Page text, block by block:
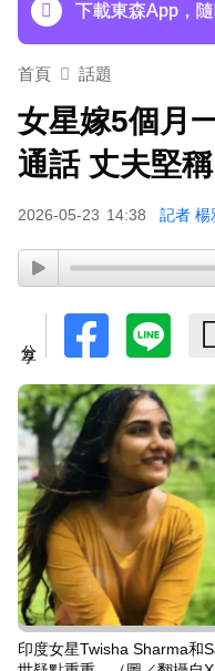
下載東森App，
首頁 話題
女星嫁5個月
通話 丈夫堅
2026-05-23 14:38 記者 楊
印度女星Twisha Sharma和